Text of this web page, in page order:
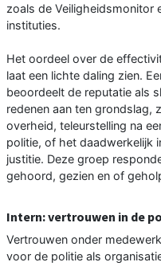
zoals de Veiligheidsmonitor
instituties.
Het oordeel over de
laat een lichte daling zien.
beoordeelt de reputatie als
redenen aan ten grondslag,
overheid, teleurstelling na
politie, of het daadwerkelijk
justitie. Deze groep
gehoord, gezien en of
Intern: vertrouwen in de
Vertrouwen onder
voor de politie als